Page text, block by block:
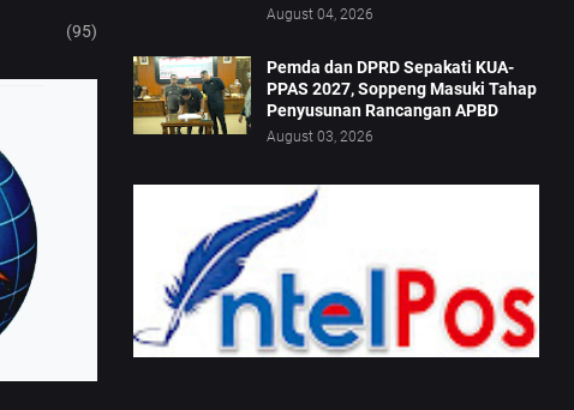
(95)
August 04, 2026
Pemda dan DPRD Sepakati KUA-
PPAS 2027, Soppeng Masuki Tahap
Penyusunan Rancangan APBD
August 03, 2026